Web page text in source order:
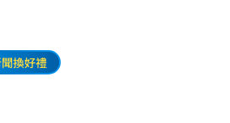
換好禮